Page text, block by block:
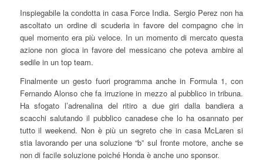
Inspiegabile la condotta in casa Force India. Sergio Perez non ha
ascoltato un ordine di scuderia in favore del compagno che in
quel momento era più veloce. In un momento di mercato questa
azione non gioca in favore del messicano che poteva ambire al
sedile in un top team.
Finalmente un gesto fuori programma anche in Formula 1, con
Fernando Alonso che fa irruzione in mezzo al pubblico in tribuna.
Ha sfogato l’adrenalina del ritiro a due giri dalla bandiera a
scacchi salutando il pubblico canadese che lo ha osannato per
tutto il weekend. Non è più un segreto che in casa McLaren si
stia lavorando per una soluzione “b” sul fronte motore, anche se
non di facile soluzione poiché Honda è anche uno sponsor.